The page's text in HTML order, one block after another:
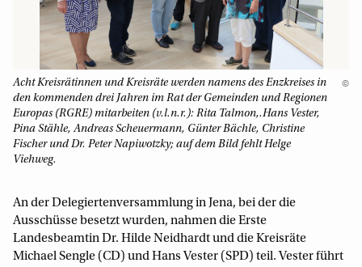
Acht Kreisrätinnen und Kreisräte werden namens des Enzkreises in
den kommenden drei Jahren im Rat der Gemeinden und Regionen
Europas (RGRE) mitarbeiten (v.l.n.r.): Rita Talmon,.Hans Vester,
Pina Stähle, Andreas Scheuermann, Günter Bächle, Christine
Fischer und Dr. Peter Napiwotzky; auf dem Bild fehlt Helge
Viehweg.
©
An der Delegiertenversammlung in Jena, bei der die
Ausschüsse besetzt wurden, nahmen die Erste
Landesbeamtin Dr. Hilde Neidhardt und die Kreisräte
Michael Sengle (CD) und Hans Vester (SPD) teil. Vester führt